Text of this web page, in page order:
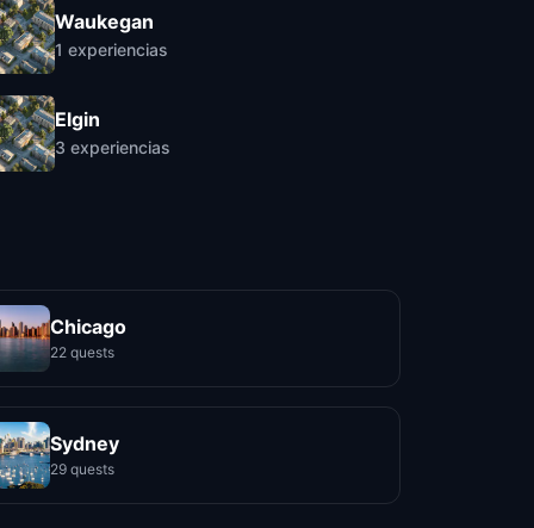
Waukegan
1 experiencias
Elgin
3 experiencias
Chicago
22 quests
Sydney
29 quests